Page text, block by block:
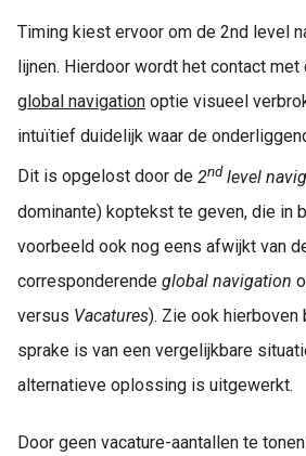
Timing kiest ervoor om de 2nd level
lijnen. Hierdoor wordt het contact
global navigation optie visueel
intuïtief duidelijk waar de
Dit is opgelost door de 2nd level
dominante) koptekst te geven, die in
voorbeeld ook nog eens afwijkt van
corresponderende global navigation
versus Vacatures). Zie ook hierboven
sprake is van een vergelijkbare
alternatieve oplossing is uitgewerkt.
Door geen vacature-aantallen te